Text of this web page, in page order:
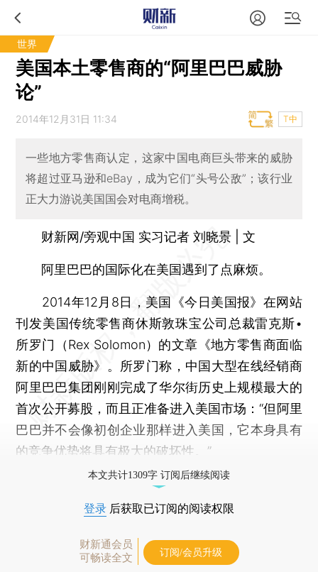
世界
美国本土零售商的“阿里巴巴威胁
论”
2014年12月31日 11:34 T中
一些地方零售商认定，这家中国电商巨头带来的威胁
将超过亚马逊和eBay，成为它们“头号公敌”；该行业
正大力游说美国国会对电商增税。
财新网/旁观中国 实习记者 刘晓景 | 文
阿里巴巴的国际化在美国遇到了点麻烦。
2014年12月8日，美国《今日美国报》在网站
刊发美国传统零售商休斯敦珠宝公司总裁雷克斯•
所罗门（Rex Solomon）的文章《地方零售商面临
新的中国威胁》。所罗门称，中国大型在线经销商
阿里巴巴集团刚刚完成了华尔街历史上规模最大的
首次公开募股，而且正准备进入美国市场：“但阿里
巴巴并不会像初创企业那样进入美国，它本身具有
的竞争优势将具有极大的破坏性。”
本文共计1309字 订阅后继续阅读
登录 后获取已订阅的阅读权限
财新通会员
可畅读全文
订阅/会员升级